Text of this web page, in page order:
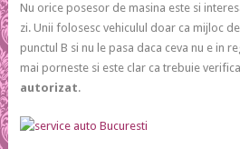
Nu orice posesor de masina este si
zi. Unii folosesc vehiculul doar ca mijloc
punctul B si nu le pasa daca ceva nu e in
mai porneste si este clar ca trebuie
autorizat.